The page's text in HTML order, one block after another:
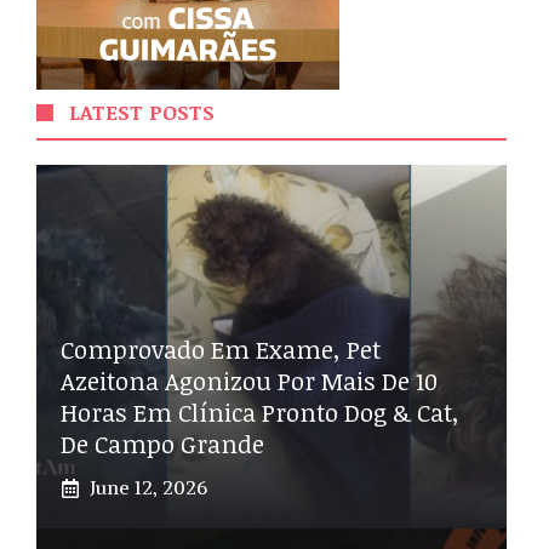
LATEST POSTS
Comprovado Em Exame, Pet
Azeitona Agonizou Por Mais De 10
Horas Em Clínica Pronto Dog & Cat,
De Campo Grande
June 12, 2026